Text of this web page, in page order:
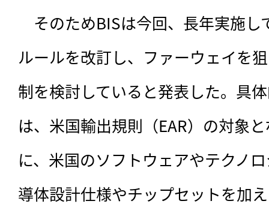
そのためBISは今回、長年実施し
ルールを改訂し、ファーウェイを
制を検討していると発表した。具
は、米国輸出規則（EAR）の対象
に、米国のソフトウェアやテクノ
導体設計仕様やチップセットを加